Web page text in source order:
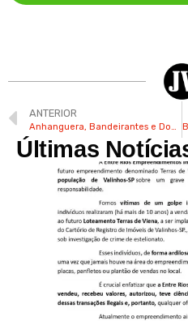
ANTERIOR
Anhanguera, Bandeirantes e Dom Pedro devem receber 2 milhões de veículos neste Carnaval
Últimas